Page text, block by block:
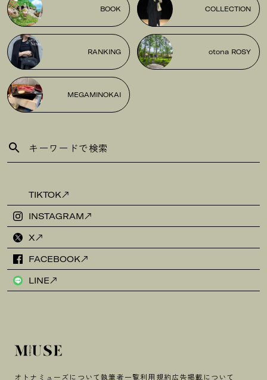
BOOK COLLECTION
RANKING otona ROSY
MEGAMINOKAI
TIKTOK
INSTAGRAM
X
FACEBOOK
LINE
オトナミューズについて執筆者一覧利用規約広告掲載について